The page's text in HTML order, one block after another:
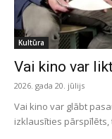
Kultūra
Vai kino var
2026. gada 20. jūlijs
Vai kino var glābt
izklausīties pārspīlēts,